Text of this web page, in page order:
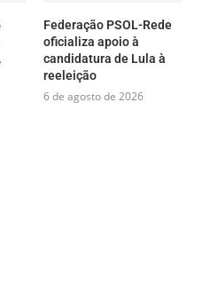
Federação PSOL-Rede
oficializa apoio à
candidatura de Lula à
reeleição
6 de agosto de 2026